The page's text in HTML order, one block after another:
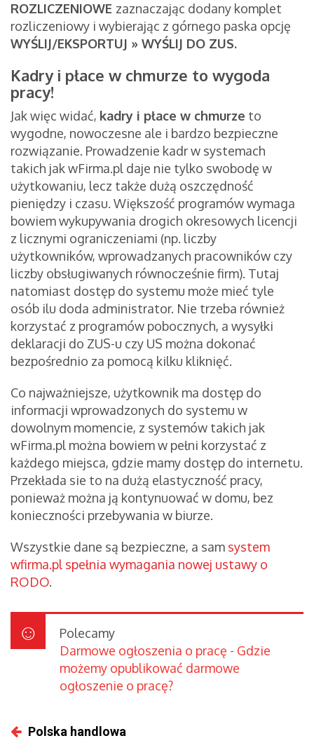
ROZLICZENIOWE zaznaczając dodany komplet
rozliczeniowy i wybierając z górnego paska opcję
WYŚLIJ/EKSPORTUJ » WYŚLIJ DO ZUS.
Kadry i płace w chmurze to wygoda
pracy!
Jak więc widać, kadry i płace w chmurze to
wygodne, nowoczesne ale i bardzo bezpieczne
rozwiązanie. Prowadzenie kadr w systemach
takich jak wFirma.pl daje nie tylko swobodę w
użytkowaniu, lecz także dużą oszczędność
pieniędzy i czasu. Większość programów wymaga
bowiem wykupywania drogich okresowych licencji
z licznymi ograniczeniami (np. liczby
użytkowników, wprowadzanych pracowników czy
liczby obsługiwanych równocześnie firm). Tutaj
natomiast dostęp do systemu może mieć tyle
osób ilu doda administrator. Nie trzeba również
korzystać z programów pobocznych, a wysyłki
deklaracji do ZUS-u czy US można dokonać
bezpośrednio za pomocą kilku kliknięć.
Co najważniejsze, użytkownik ma dostęp do
informacji wprowadzonych do systemu w
dowolnym momencie, z systemów takich jak
wFirma.pl można bowiem w pełni korzystać z
każdego miejsca, gdzie mamy dostęp do internetu.
Przekłada sie to na dużą elastyczność pracy,
ponieważ można ją kontynuować w domu, bez
konieczności przebywania w biurze.
Wszystkie dane są bezpieczne, a sam system
wfirma.pl spełnia wymagania nowej ustawy o
RODO.
Polecamy
Darmowe ogłoszenia o pracę - Gdzie
możemy opublikować darmowe
ogłoszenie o pracę?
Polska handlowa